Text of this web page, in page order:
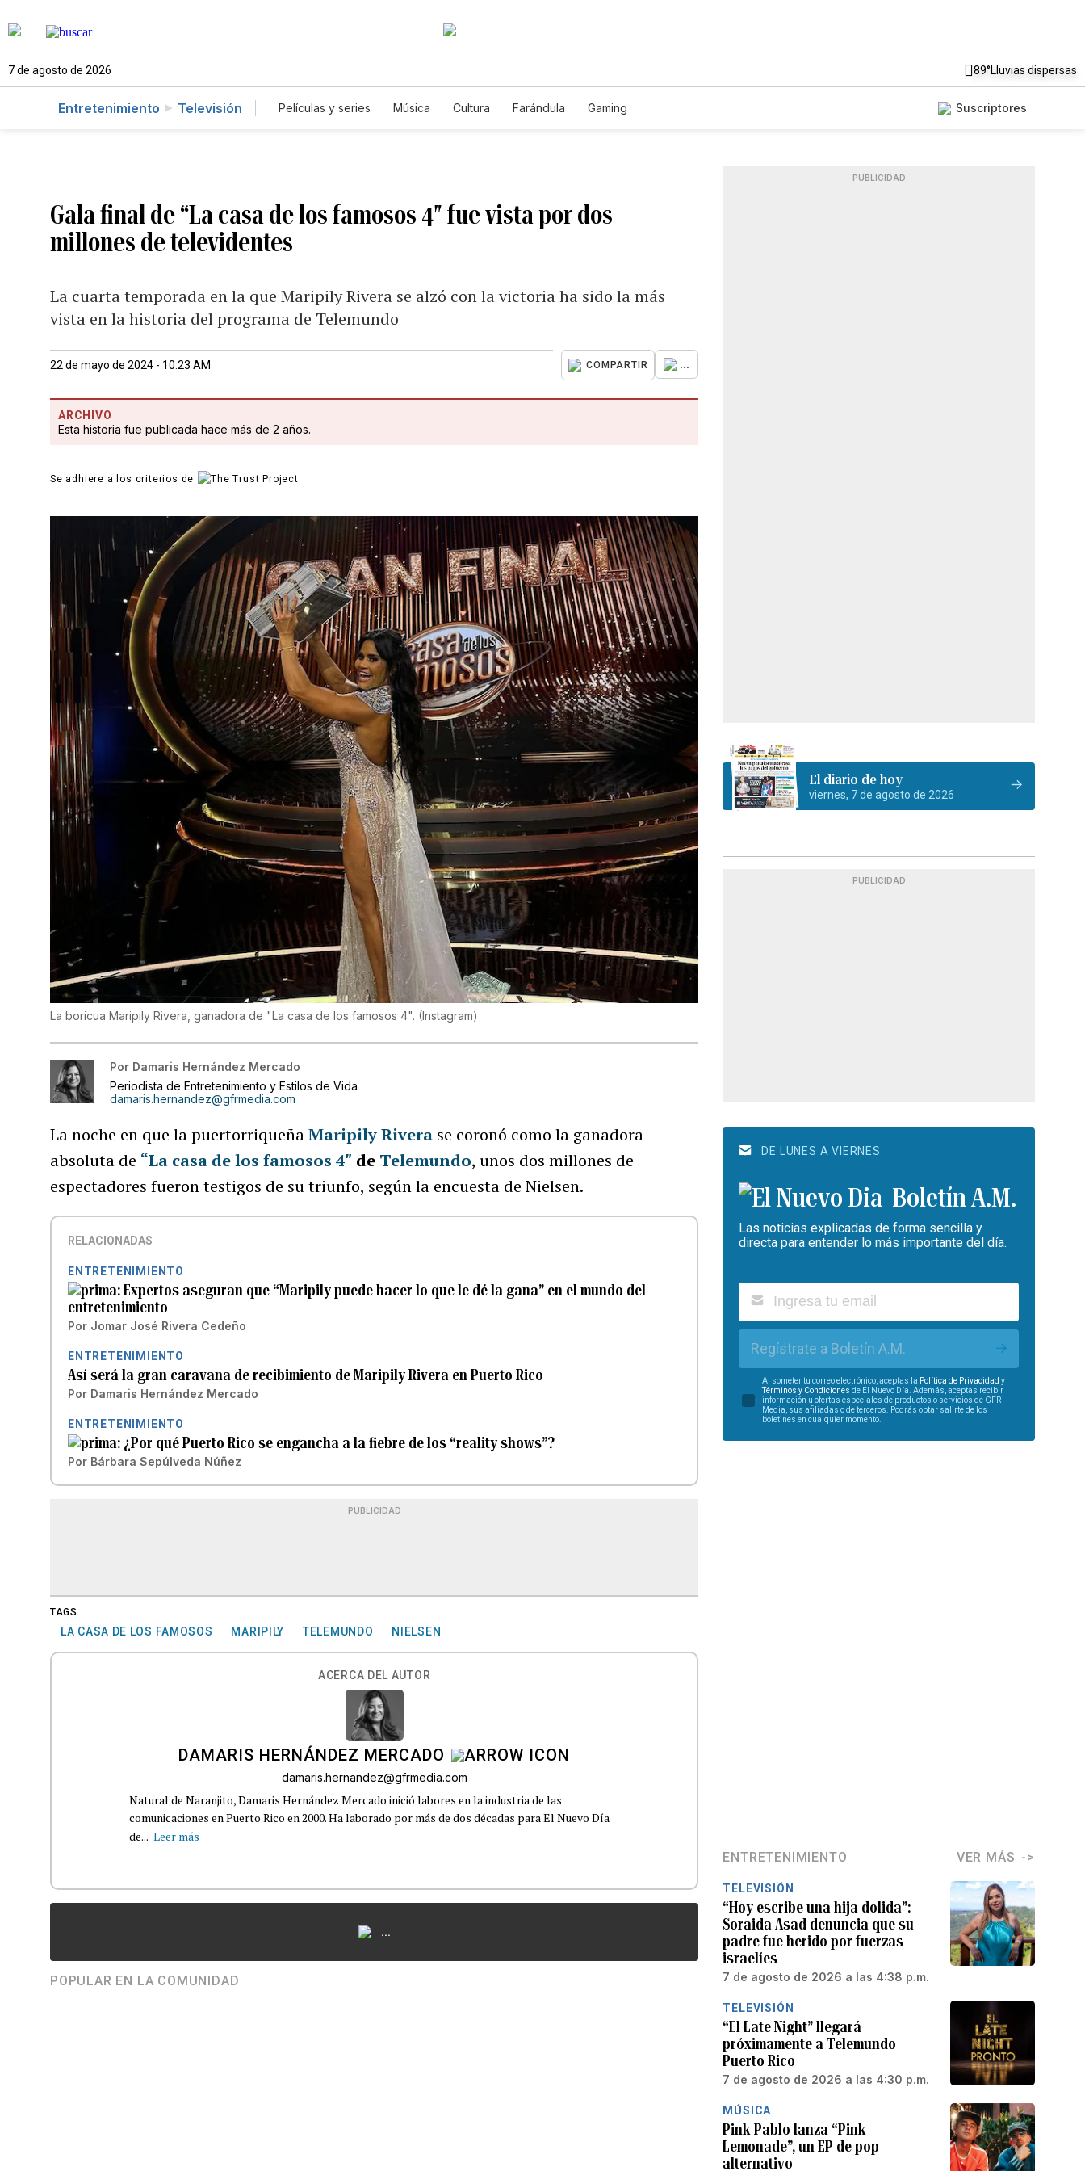
7 de agosto de 2026 89°Lluvias dispersas
Entretenimiento Televisión Películas y series Música Cultura Farándula Gaming Suscriptores
Gala final de “La casa de los famosos 4″ fue vista por dos
millones de televidentes
La cuarta temporada en la que Maripily Rivera se alzó con la victoria ha sido la más
vista en la historia del programa de Telemundo
22 de mayo de 2024 - 10:23 AM COMPARTIR ...
ARCHIVO
Esta historia fue publicada hace más de 2 años.
Se adhiere a los criterios de
La boricua Maripily Rivera, ganadora de "La casa de los famosos 4". (Instagram)
Por Damaris Hernández Mercado
Periodista de Entretenimiento y Estilos de Vida
damaris.hernandez@gfrmedia.com
La noche en que la puertorriqueñaMaripily Rivera se coronó como la ganadora
absoluta de “La casa de los famosos 4″ de Telemundo, unos dos millones de
espectadores fueron testigos de su triunfo, según la encuesta de Nielsen.
RELACIONADAS
ENTRETENIMIENTO
Expertos aseguran que “Maripily puede hacer lo que le dé la gana” en el mundo del
entretenimiento
Por Jomar José Rivera Cedeño
ENTRETENIMIENTO
Así será la gran caravana de recibimiento de Maripily Rivera en Puerto Rico
Por Damaris Hernández Mercado
ENTRETENIMIENTO
¿Por qué Puerto Rico se engancha a la fiebre de los “reality shows”?
Por Bárbara Sepúlveda Núñez
PUBLICIDAD
TAGS
LA CASA DE LOS FAMOSOS MARIPILY TELEMUNDO NIELSEN
ACERCA DEL AUTOR
DAMARIS HERNÁNDEZ MERCADO
damaris.hernandez@gfrmedia.com
Natural de Naranjito, Damaris Hernández Mercado inició labores en la industria de las
comunicaciones en Puerto Rico en 2000. Ha laborado por más de dos décadas para El Nuevo Día
de... Leer más
...
POPULAR EN LA COMUNIDAD
PUBLICIDAD
El diario de hoy
viernes, 7 de agosto de 2026
PUBLICIDAD
DE LUNES A VIERNES
Boletín A.M.
Las noticias explicadas de forma sencilla y
directa para entender lo más importante del día.
Regístrate a Boletín A.M.
Al someter tu correo electrónico, aceptas la Política de Privacidad y
Términos y Condiciones de El Nuevo Día. Además, aceptas recibir
información u ofertas especiales de productos o servicios de GFR
Media, sus afiliadas o de terceros. Podrás optar salirte de los
boletines en cualquier momento.
ENTRETENIMIENTO VER MÁS
TELEVISIÓN
“Hoy escribe una hija dolida”:
Soraida Asad denuncia que su
padre fue herido por fuerzas
israelíes
7 de agosto de 2026 a las 4:38 p.m.
TELEVISIÓN
“El Late Night” llegará
próximamente a Telemundo
Puerto Rico
7 de agosto de 2026 a las 4:30 p.m.
MÚSICA
Pink Pablo lanza “Pink
Lemonade”, un EP de pop
alternativo